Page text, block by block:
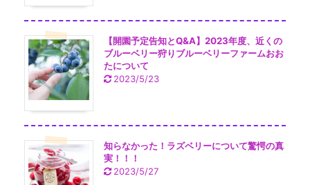
【開園予定告知とQ&A】2023年度、近くの
ブルーベリー狩りブルーベリーファームおお
たについて
2023/5/23
知らなかった！ラズベリーについて驚愕の真
実！！！
2023/5/27